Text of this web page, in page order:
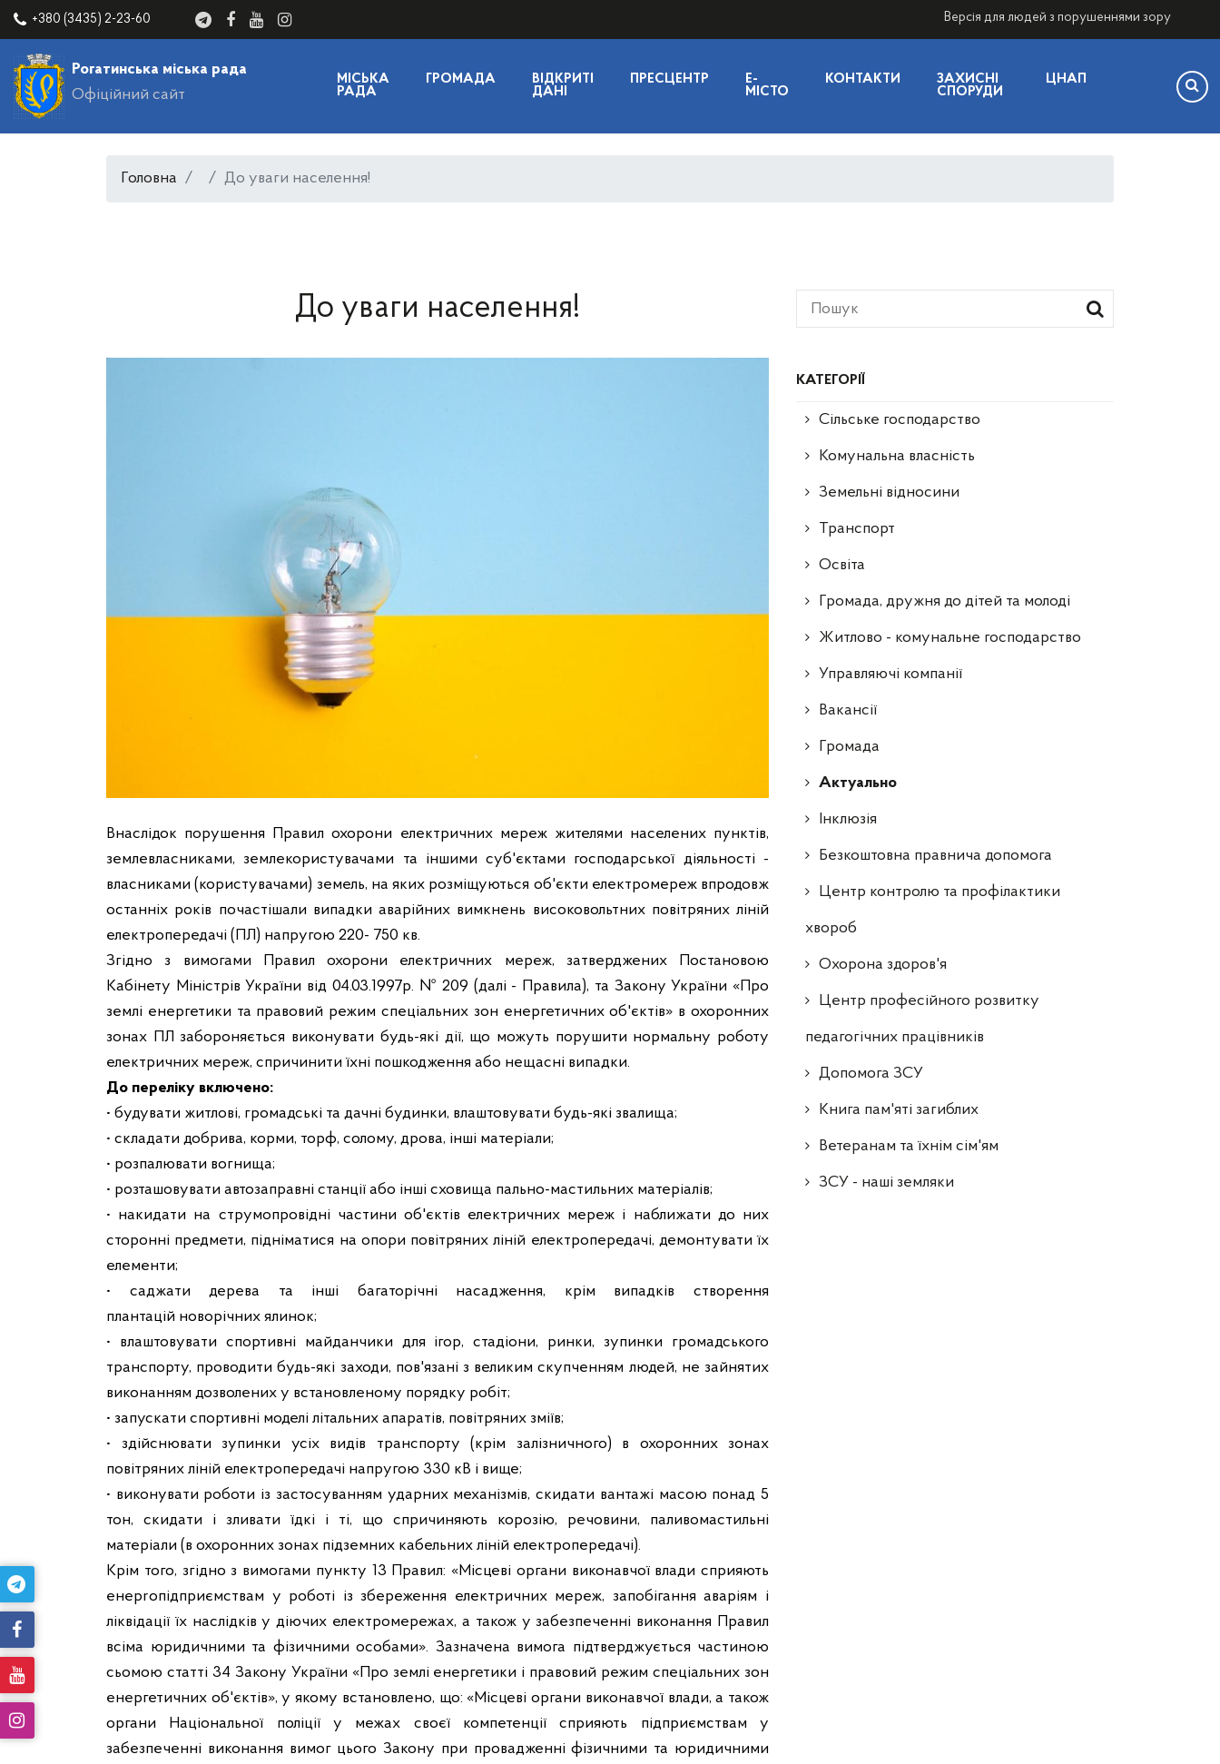
+380 (3435) 2-23-60 Версія для людей з порушеннями зору
Рогатинська міська рада
Офіційний сайт
МІСЬКА
РАДА
ГРОМАДА
ВІДКРИТІ
ДАНІ
ПРЕСЦЕНТР
E-
МІСТО
КОНТАКТИ
ЗАХИСНІ
СПОРУДИ
ЦНАП
Головна До уваги населення!
КАТЕГОРІЇ
Сільське господарство
Комунальна власність
Земельні відносини
Транспорт
Освіта
Громада, дружня до дітей та молоді
Житлово - комунальне господарство
Управляючі компанії
Ваканcії
Громада
Актуально
Інклюзія
Безкоштовна правнича допомога
Центр контролю та профілактики
хвороб
Охорона здоров'я
Центр професійного розвитку
педагогічних працівників
Допомога ЗСУ
Книга пам'яті загиблих
Ветеранам та їхнім сім'ям
ЗСУ - наші земляки
До уваги населення!
Внаслідок порушення Правил охорони електричних мереж жителями населених пунктів,
землевласниками, землекористувачами та іншими суб'єктами господарської діяльності -
власниками (користувачами) земель, на яких розміщуються об'єкти електромереж впродовж
останніх років почастішали випадки аварійних вимкнень високовольтних повітряних ліній
електропередачі (ПЛ) напругою 220- 750 кв.
Згідно з вимогами Правил охорони електричних мереж, затверджених Постановою
Кабінету Міністрів України від 04.03.1997р. № 209 (далі - Правила), та Закону України «Про
землі енергетики та правовий режим спеціальних зон енергетичних об'єктів» в охоронних
зонах ПЛ забороняється виконувати будь-які дії, що можуть порушити нормальну роботу
електричних мереж, спричинити їхні пошкодження або нещасні випадки.
До переліку включено:
• будувати житлові, громадські та дачні будинки, влаштовувати будь-які звалища;
• складати добрива, корми, торф, солому, дрова, інші матеріали;
• розпалювати вогнища;
• розташовувати автозаправні станції або інші сховища пально-мастильних матеріалів;
• накидати на струмопровідні частини об'єктів електричних мереж і наближати до них
сторонні предмети, підніматися на опори повітряних ліній електропередачі, демонтувати їх
елементи;
• саджати дерева та інші багаторічні насадження, крім випадків створення
плантацій новорічних ялинок;
• влаштовувати спортивні майданчики для ігор, стадіони, ринки, зупинки громадського
транспорту, проводити будь-які заходи, пов'язані з великим скупченням людей, не зайнятих
виконанням дозволених у встановленому порядку робіт;
• запускати спортивні моделі літальних апаратів, повітряних зміїв;
• здійснювати зупинки усіх видів транспорту (крім залізничного) в охоронних зонах
повітряних ліній електропередачі напругою 330 кВ і вище;
• виконувати роботи із застосуванням ударних механізмів, скидати вантажі масою понад 5
тон, скидати і зливати їдкі і ті, що спричиняють корозію, речовини, паливо­мастильні
матеріали (в охоронних зонах підземних кабельних ліній електропередачі).
Крім того, згідно з вимогами пункту 13 Правил: «Місцеві органи виконавчої влади сприяють
енерrопідприємствам у роботі із збереження електричних мереж, запобігання аваріям і
ліквідації їх наслідків у діючих електромережах, а також у забезпеченні виконання Правил
всіма юридичними та фізичними особами». Зазначена вимога підтверджується частиною
сьомою статті 34 Закону України «Про землі енергетики і правовий режим спеціальних зон
енергетичних об'єктів», у якому встановлено, що: «Місцеві органи виконавчої влади, а також
органи Національної поліції у межах своєї компетенції сприяють підприємствам у
забезпеченні виконання вимог цього Закону при провадженні фізичними та юридичними